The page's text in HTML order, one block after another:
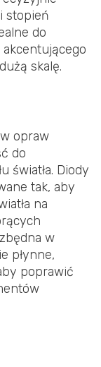
stopień
do
skalę.
opraw
do
światła. Diody
tak, aby
na
w
płynne,
poprawić